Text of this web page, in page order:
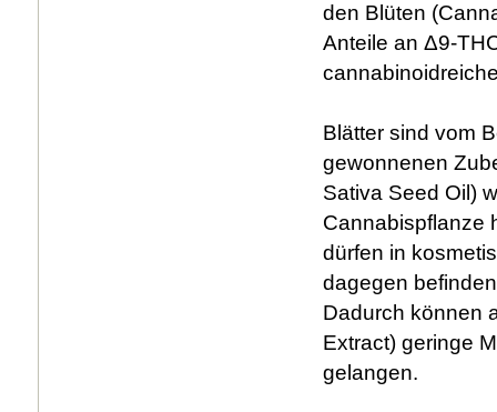
den Blüten
Anteile an Δ9-
Blätter sind vom
gewonnenen
Sativa Seed Oil)
Cannabispflanze
dürfen in
dagegen
Dadurch können
Extract) geringe
gelangen.